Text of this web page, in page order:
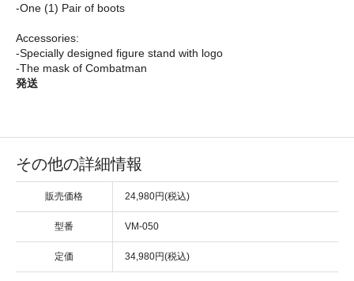
-One (1) Pair of boots
Accessories:
-Specially designed figure stand with logo
-The mask of Combatman
発送
その他の詳細情報
販売価格 24,980円(税込)
型番 VM-050
定価 34,980円(税込)